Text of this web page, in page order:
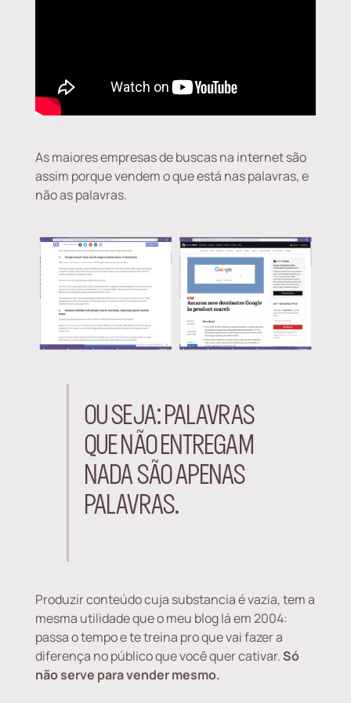
As maiores empresas de buscas na internet são
assim porque vendem o que está nas palavras, e
não as palavras.
OU SEJA: PALAVRAS
QUE NÃO ENTREGAM
NADA SÃO APENAS
PALAVRAS.
Produzir conteúdo cuja substancia é vazia, tem a
mesma utilidade que o meu blog lá em 2004:
passa o tempo e te treina pro que vai fazer a
diferença no público que você quer cativar. Só
não serve para vender mesmo.